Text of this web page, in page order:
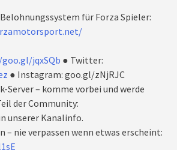
für Forza Spieler:
jqxSQb ● Twitter:
● Instagram: goo.gl/zNjRJC
Server – komme vorbei und werde
der Community:
unserer Kanalinfo.
– nie verpassen wenn etwas erscheint: